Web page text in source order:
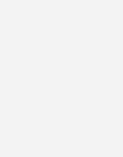
und auf den
aus. Ebenso wichtig ist es,
den Anforderungen
Cables in der Schweiz,
und